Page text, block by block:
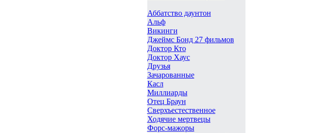
Аббатство даунтон
Альф
Викинги
Джеймс Бонд 27 фильмов
Доктор Кто
Доктор Хаус
Друзья
Зачарованные
Касл
Миллиарды
Отец Браун
Сверхъестественное
Ходячие мертвецы
Форс-мажоры